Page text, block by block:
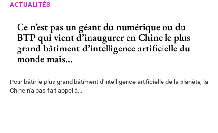
ACTUALITÉS
Ce n’est pas un géant du numérique ou du
BTP qui vient d’inaugurer en Chine le plus
grand bâtiment d’intelligence artificielle du
monde mais...
Pour bâtir le plus grand bâtiment d'intelligence artificielle de la planète, la
Chine n'a pas fait appel à...